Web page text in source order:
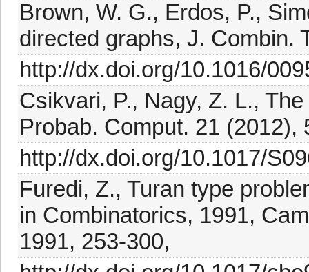
Brown, W. G., Erdos, P.,
directed graphs, J. Combin.
http://dx.doi.org/10.1016/
Csikvari, P., Nagy, Z. L.,
Probab. Comput. 21 (2012),
http://dx.doi.org/10.1017/
Furedi, Z., Turan type
in Combinatorics, 1991,
1991, 253-300,